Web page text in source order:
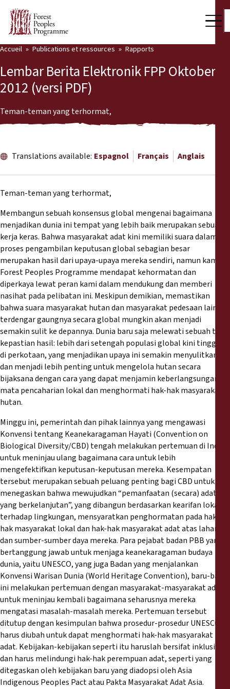
Qui nous sommes
Salle de presse
Nous soutenir
Notre travail
Voix des communautés
Dernières actualités
Publications et ressources
Publications et ressources
Rapports
Communiqués de presse
Matériel de formation
Documents d'information
Procédures juridiques
Déclarations
Rapports annuels
Accueil Publications et ressources Rapports
Lembar Berita Elektronik FPP Oktober
2012 (versi PDF)
Teman-teman yang terhormat,
Translations available: Espagnol Français Anglais
Teman-teman yang terhormat,
Membangun sebuah konsensus global mengenai bagaimana
menjadikan dunia ini tempat yang lebih baik merupakan sebuah
kerja keras. Bahwa masyarakat adat kini memiliki suara dalam
proses pengambilan keputusan global sebagian besar
merupakan hasil dari upaya-upaya mereka sendiri, namun kami di
Forest Peoples Programme mendapat kehormatan dan
diperkaya lewat peran kami dalam mendukung dan memberi
nasihat pada pelibatan ini. Meskipun demikian, memastikan
bahwa suara masyarakat hutan dan masyarakat pedesaan lainnya
terdengar gaungnya secara global mungkin akan menjadi
semakin sulit ke depannya. Dunia baru saja melewati sebuah titik
kepastian hasil: lebih dari setengah populasi global kini tinggal
di perkotaan, yang menjadikan upaya ini semakin menyulitkan
dan menjadi lebih penting untuk mengelola hutan secara
bijaksana dengan cara yang dapat menjamin keberlangsungan
mata pencaharian lokal dan menghormati hak-hak masyarakat
hutan.
Minggu ini, pemerintah dan pihak lainnya yang mengawasi
Konvensi tentang Keanekaragaman Hayati (Convention on
Biological Diversity/CBD) tengah melakukan pertemuan di India
untuk meninjau ulang bagaimana cara untuk lebih
mengefektifkan keputusan-keputusan mereka. Kesempatan
tersebut merupakan sebuah peluang penting bagi CBD untuk
menegaskan bahwa mewujudkan “pemanfaatan (secara) adat
yang berkelanjutan”, yang dibangun berdasarkan kearifan lokal
terhadap lingkungan, mensyaratkan penghormatan pada hak-
hak masyarakat lokal dan hak-hak masyarakat adat atas lahan
dan sumber-sumber daya mereka. Para pejabat badan PBB yang
bertanggung jawab untuk menjaga keanekaragaman budaya
dunia, yaitu UNESCO, yang juga Badan yang menjalankan
Konvensi Warisan Dunia (World Heritage Convention), baru-baru
ini melakukan pertemuan dengan masyarakat-masyarakat adat
untuk meninjau kembali bagaimana seharusnya mereka
mengatasi masalah-masalah mereka. Pertemuan tersebut
ditutup dengan kesimpulan bahwa prosedur-prosedur UNESCO
harus diubah untuk dapat menghormati hak-hak masyarakat
adat. Kebijakan-kebijakan seperti itu haruslah bersifat inklusif
dan harus melindungi hak-hak perempuan adat, seperti yang
ditegaskan oleh kebijakan baru yang diadopsi oleh Asia
Indigenous Peoples Pact atau Pakta Masyarakat Adat Asia.